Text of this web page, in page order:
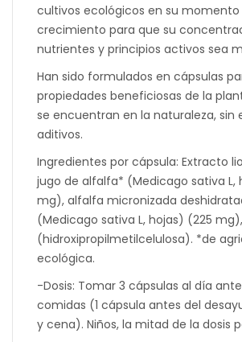
cultivos ecológicos en su
crecimiento para que su
nutrientes y principios activos sea
Han sido formulados en cápsulas
propiedades beneficiosas de la
se encuentran en la naturaleza, sin
aditivos.
Ingredientes por cápsula: Extracto
jugo de alfalfa* (Medicago sativa L,
mg), alfalfa micronizada
(Medicago sativa L, hojas) (225
(hidroxipropilmetilcelulosa). *de
ecológica.
-Dosis: Tomar 3 cápsulas al día
comidas (1 cápsula antes del
y cena). Niños, la mitad de la dosis